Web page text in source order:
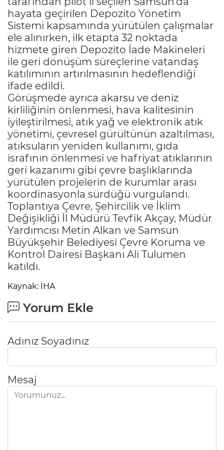
hayata geçirilen Depozito Yönetim
Sistemi kapsamında yürütülen çalışmalar
ele alınırken, ilk etapta 32 noktada
hizmete giren Depozito İade Makineleri
ile geri dönüşüm süreçlerine vatandaş
katılımının artırılmasının hedeflendiği
ifade edildi.
Görüşmede ayrıca akarsu ve deniz
kirliliğinin önlenmesi, hava kalitesinin
iyileştirilmesi, atık yağ ve elektronik atık
yönetimi, çevresel gürültünün azaltılması,
atıksuların yeniden kullanımı, gıda
israfının önlenmesi ve hafriyat atıklarının
geri kazanımı gibi çevre başlıklarında
yürütülen projelerin de kurumlar arası
koordinasyonla sürdüğü vurgulandı.
Toplantıya Çevre, Şehircilik ve İklim
Değişikliği İl Müdürü Tevfik Akçay, Müdür
Yardımcısı Metin Alkan ve Samsun
Büyükşehir Belediyesi Çevre Koruma ve
Kontrol Dairesi Başkanı Ali Tulumen
katıldı.
Kaynak: İHA
Yorum Ekle
Adınız Soyadınız
Mesaj